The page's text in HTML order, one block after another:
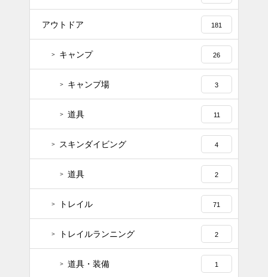
アウトドア 181
キャンプ 26
キャンプ場 3
道具 11
スキンダイビング 4
道具 2
トレイル 71
トレイルランニング 2
道具・装備 1